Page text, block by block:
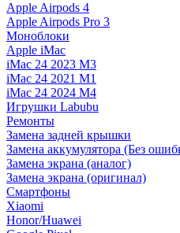
Apple Airpods 4
Apple Airpods Pro 3
Моноблоки
Apple iMac
iMac 24 2023 M3
iMac 24 2021 M1
iMac 24 2024 M4
Игрушки Labubu
Ремонты
Замена задней крышки
Замена аккумулятора (Без
Замена экрана (аналог)
Замена экрана (оригинал)
Смартфоны
Xiaomi
Honor/Huawei